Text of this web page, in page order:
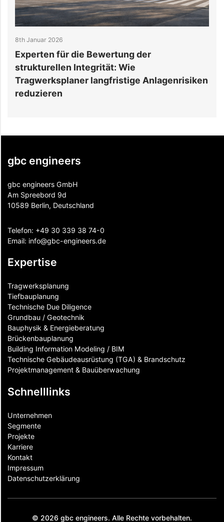
8th Januar 2026
Experten für die Bewertung der
strukturellen Integrität: Wie
Tragwerksplaner langfristige Anlagenrisiken
reduzieren
gbc engineers
gbc engineers GmbH
Am Spreebord 9d
10589 Berlin, Deutschland
Telefon: +49 30 339 38 74-0
Email: info@gbc-engineers.de
Expertise
Tragwerksplanung
Tiefbauplanung
Technische Due Diligence
Grundbau / Geotechnik
Bauphysik & Energieberatung
Brückenbauplanung
Building Information Modeling / BIM
Technische Gebäudeausrüstung (TGA) & Brandschutz
Projektmanagement & Bauüberwachung
Schnelllinks
Unternehmen
Segmente
Projekte
Karriere
Kontakt
Impressum
Datenschutzerklärung
© 2026 gbc engineers. Alle Rechte vorbehalten.